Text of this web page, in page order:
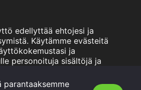
edellyttää ehtojesi ja
Käytämme evästeitä
ja
personoituja sisältöjä ja
tältä sivulta. Käyttämällä
parantaaksemme